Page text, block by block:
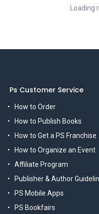
Loading
Ps Customer Service
How to Order
How to Publish Books
How to Get a PS Franchise
How to Organize an Event
Affiliate Program
Publisher & Author
PS Mobile Apps
PS Bookfairs